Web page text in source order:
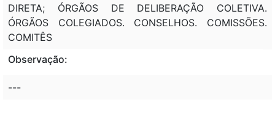
DIRETA; ÓRGÃOS DE DELIBERAÇÃO COLETIVA.
ÓRGÃOS COLEGIADOS. CONSELHOS. COMISSÕES.
COMITÊS
Observação:
---